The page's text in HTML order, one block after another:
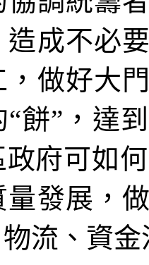
成不必
做好大
餅”，達
府可如
發展，
流、資